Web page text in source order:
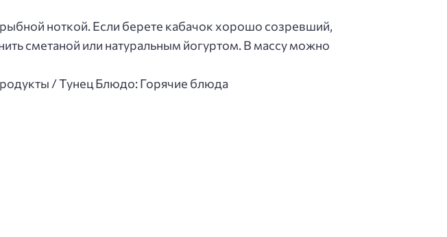
ноткой. Если берете кабачок хорошо созревший,
сметаной или натуральным йогуртом. В массу можно
/ Тунец Блюдо: Горячие блюда